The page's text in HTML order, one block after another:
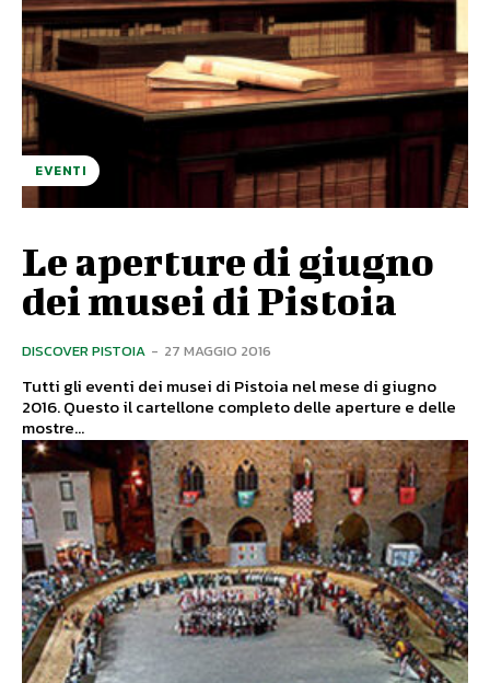
EVENTI
Le aperture di giugno
dei musei di Pistoia
DISCOVER PISTOIA - 27 MAGGIO 2016
Tutti gli eventi dei musei di Pistoia nel mese di giugno
2016. Questo il cartellone completo delle aperture e delle
mostre...